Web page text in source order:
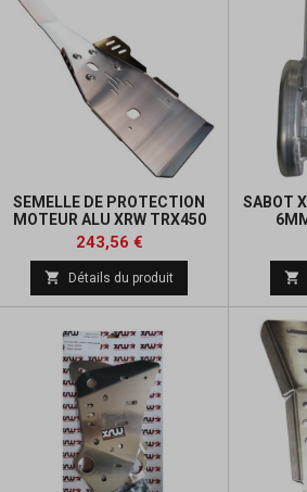
SEMELLE DE PROTECTION
MOTEUR ALU XRW TRX450
Prix
243,56 €Prix
de
base
 Détails du produit
SABOT
